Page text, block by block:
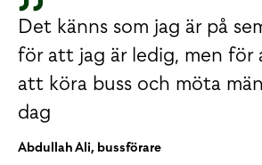
Det känns som jag är på
för att jag är ledig, men
att köra buss och möta
dag
Abdullah Ali, bussförare